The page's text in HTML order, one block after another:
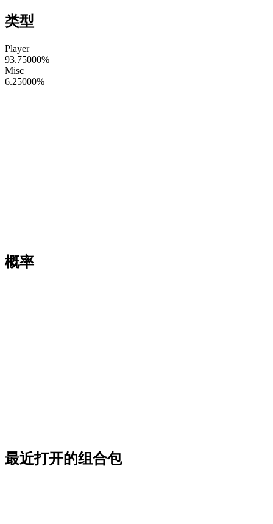
类型
Player
93.75000%
Misc
6.25000%
概率
最近打开的组合包